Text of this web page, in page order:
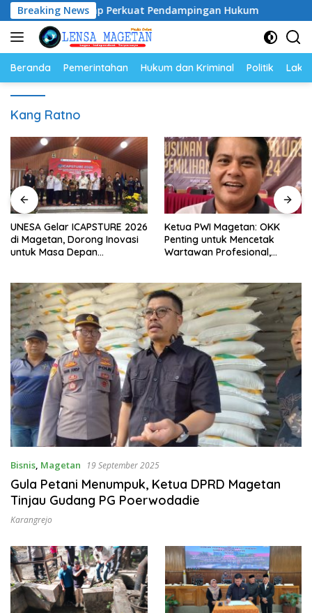
Langsung
ke
konten
Breaking News
Siap Perkuat Pendampingan Hukum UNESA
Beranda Pemerintahan Hukum dan Kriminal Politik
Kang Ratno
UNESA Gelar ICAPSTURE 2026
di Magetan, Dorong Inovasi
untuk Masa Depan
Ketua PWI Magetan: OKK
Penting untuk Mencetak
Wartawan Profesional,
Bisnis, Magetan 19 September 2025
Gula Petani Menumpuk, Ketua DPRD Magetan
Tinjau Gudang PG Poerwodadie
Karangrejo